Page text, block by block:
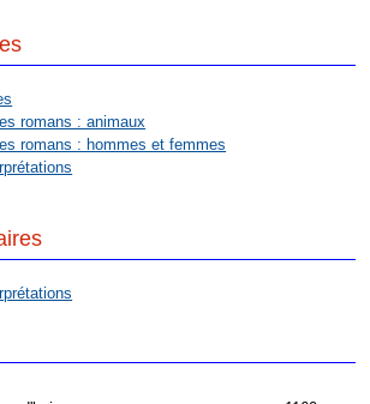
romans : animaux
romans : hommes et femmes